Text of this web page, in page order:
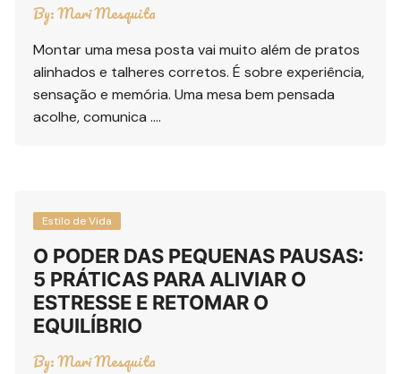
By:Mari Mesquita
Montar uma mesa posta vai muito além de pratos
alinhados e talheres corretos. É sobre experiência,
sensação e memória. Uma mesa bem pensada
acolhe, comunica ….
Estilo de Vida
O PODER DAS PEQUENAS PAUSAS:
5 PRÁTICAS PARA ALIVIAR O
ESTRESSE E RETOMAR O
EQUILÍBRIO
By:Mari Mesquita